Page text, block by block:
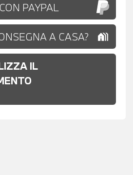
PAYPAL
A CASA? holiday_village
IL